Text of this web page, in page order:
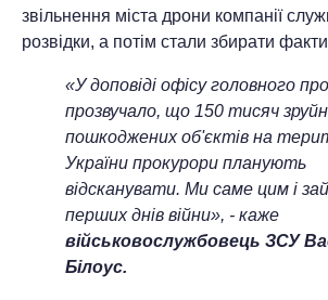
звільнення міста дрони компанії
розвідки, а потім стали збирати
«У доповіді офісу головного
прозвучало, що 150 тисяч
пошкоджених об'єктів на
України прокурори планують
відсканувати. Ми саме цим і
перших днів війни», - каже
військовослужбовець ЗСУ
Білоус.